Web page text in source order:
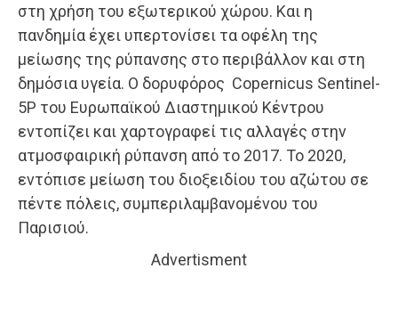
στη χρήση του εξωτερικού χώρου. Και η
πανδημία έχει υπερτονίσει τα οφέλη της
μείωσης της ρύπανσης στο περιβάλλον και στη
δημόσια υγεία. Ο δορυφόρος Copernicus Sentinel-
5P του Ευρωπαϊκού Διαστημικού Κέντρου
εντοπίζει και χαρτογραφεί τις αλλαγές στην
ατμοσφαιρική ρύπανση από το 2017. Το 2020,
εντόπισε μείωση του διοξειδίου του αζώτου σε
πέντε πόλεις, συμπεριλαμβανομένου του
Παρισιού.
Advertisment